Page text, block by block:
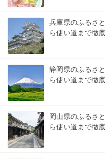
兵庫県のふるさ
ら使い道まで徹
静岡県のふるさ
ら使い道まで徹
岡山県のふるさ
ら使い道まで徹